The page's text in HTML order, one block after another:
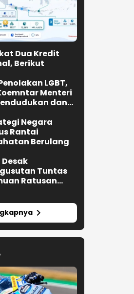
Dua Kredit
Berikut
LGBT,
Menteri
dan
Negara
Rantai
Berulang
Desak
Tuntas
Ratusan